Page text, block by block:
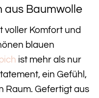
aus Baumwolle
voller Komfort und
blauen
ist mehr als nur
ein Gefühl,
Raum. Gefertigt aus